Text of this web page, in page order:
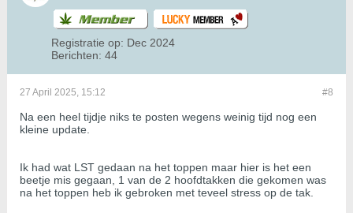
Registratie op: Dec 2024
Berichten: 44
#8
27 April 2025, 15:12
Na een heel tijdje niks te posten wegens weinig tijd nog een
kleine update.
Ik had wat LST gedaan na het toppen maar hier is het een
beetje mis gegaan, 1 van de 2 hoofdtakken die gekomen was
na het toppen heb ik gebroken met teveel stress op de tak.